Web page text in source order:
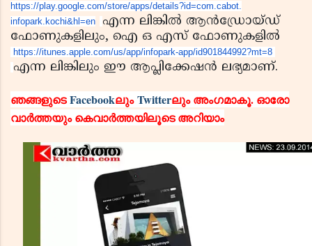
https://play.google.com/store/apps/details?id=com.cabot.
infopark.kochi&hl=en
എന്ന ലിങ്കില്‍ ആന്‍ഡ്രോയ്ഡ്
ഫോണുകളിലും, ഐ ഒ എസ് ഫോണുകളില്‍
https://itunes.apple.com/us/app/infopark-app/id901844992?mt=8
എന്ന ലിങ്കിലും ഈ ആപ്ലിക്കേഷന്‍ ലഭ്യമാണ്.
ഞങ്ങളുടെFacebookലുംTwitterലും അംഗമാകൂ. ഓരോ
വാര്‍ത്തയും കെവാര്‍ത്തയിലൂടെ അറിയാം